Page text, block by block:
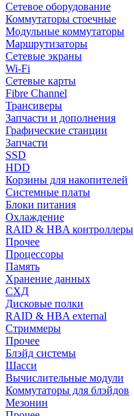
Сетевое оборудование
Коммутаторы стоечные
Модульные коммутаторы
Маршрутизаторы
Сетевые экраны
Wi-Fi
Сетевые карты
Fibre Channel
Трансиверы
Запчасти и дополнения
Графические станции
Запчасти
SSD
HDD
Корзины для накопителей
Системные платы
Блоки питания
Охлаждение
RAID & HBA контроллеры
Прочее
Процессоры
Память
Хранение данных
СХД
Дисковые полки
RAID & HBA external
Стриммеры
Прочее
Блэйд системы
Шасси
Вычислительные модули
Коммутаторы для блэйдов
Мезонин